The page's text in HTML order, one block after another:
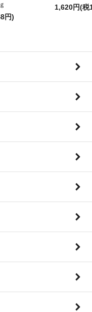
円)
1,620円(税